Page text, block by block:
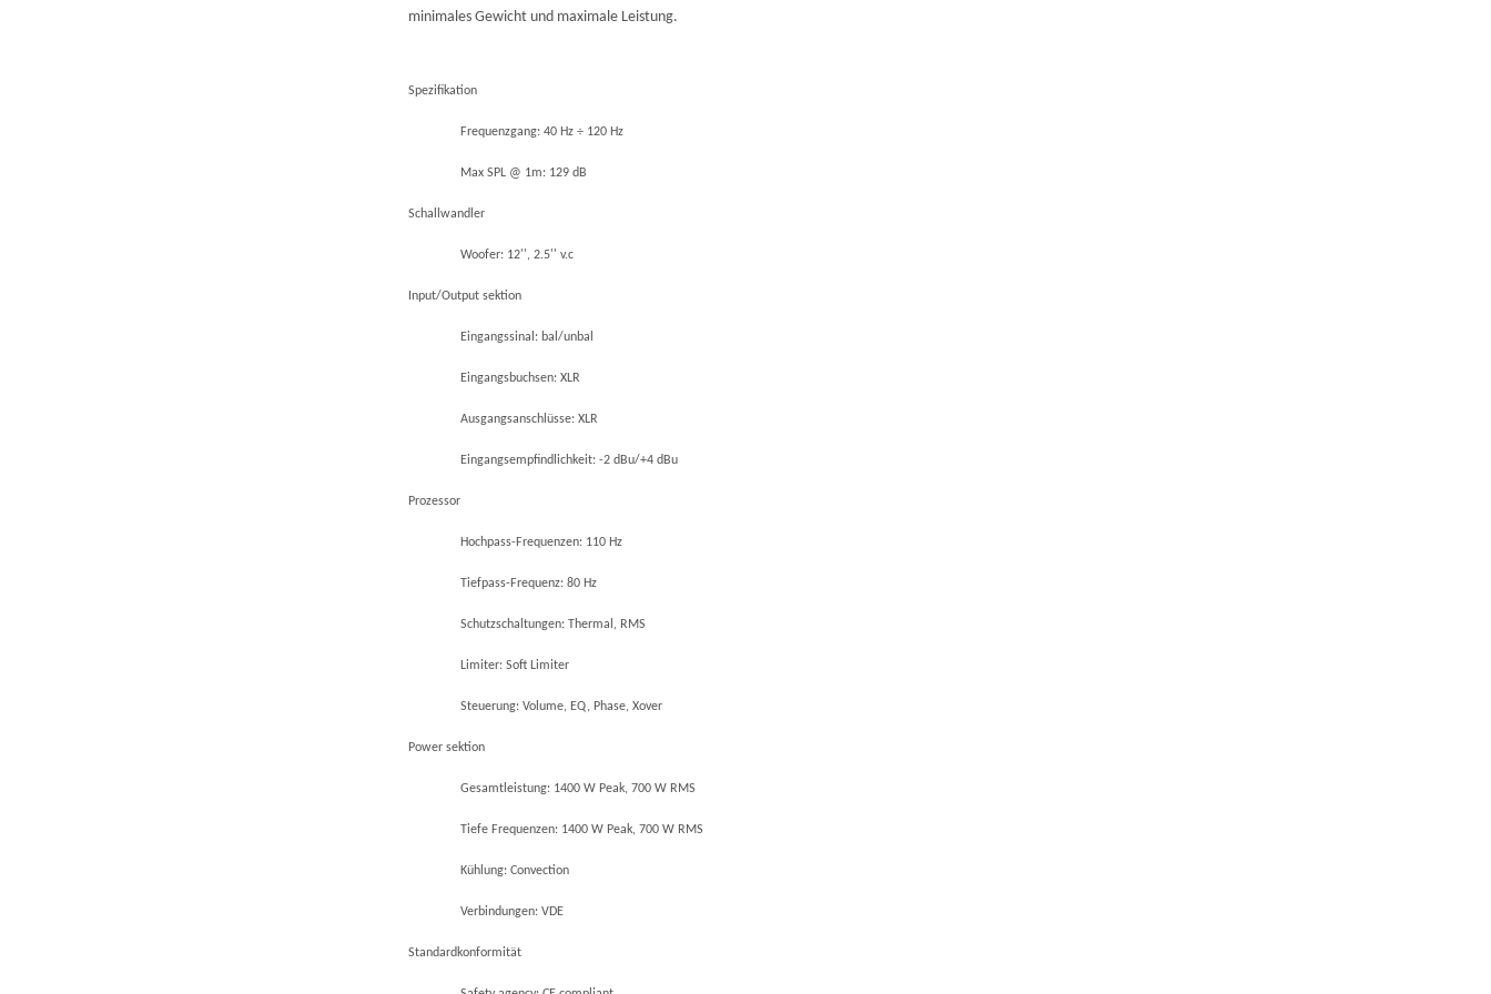
minimales Gewicht und maximale Leistung.
Spezifikation
Frequenzgang: 40 Hz ÷ 120 Hz
Max SPL @ 1m: 129 dB
Schallwandler
Woofer: 12'', 2.5'' v.c
Input/Output sektion
Eingangssinal: bal/unbal
Eingangsbuchsen: XLR
Ausgangsanschlüsse: XLR
Eingangsempfindlichkeit: -2 dBu/+4 dBu
Prozessor
Hochpass-Frequenzen: 110 Hz
Tiefpass-Frequenz: 80 Hz
Schutzschaltungen: Thermal, RMS
Limiter: Soft Limiter
Steuerung: Volume, EQ, Phase, Xover
Power sektion
Gesamtleistung: 1400 W Peak, 700 W RMS
Tiefe Frequenzen: 1400 W Peak, 700 W RMS
Kühlung: Convection
Verbindungen: VDE
Standardkonformität